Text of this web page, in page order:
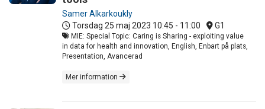
Samer Alkarkoukly
Torsdag 25 maj 2023 10:45 - 11:00 G1
MIE: Special Topic: Caring is Sharing - exploiting value
in data for health and innovation, English, Enbart på plats,
Presentation, Avancerad
Mer information